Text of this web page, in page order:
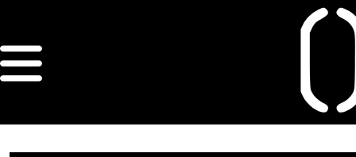
ORDRE DES
ARCHITECTES